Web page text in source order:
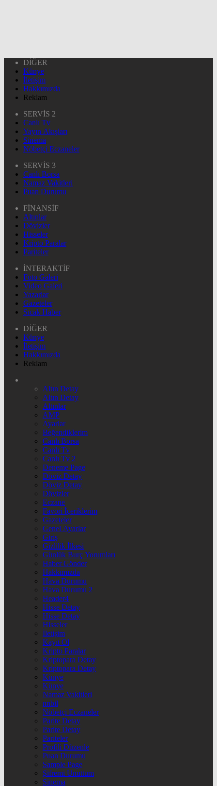
DİĞER
Künye
İletişim
Hakkımızda
Reklam
SERVİS 2
Canlı Tv
Yayın Akışları
Sinema
Nöbetçi Eczaneler
SERVİS 3
Canlı Borsa
Namaz Vakitleri
Puan Durumu
FİNANSİF
Altınlar
Dövizler
Hisseler
Kripto Paralar
Pariteler
İNTERAKTİF
Foto Galeri
Video Galeri
Yazarlar
Gazeteler
Sıcak Haber
DİĞER
Künye
İletişim
Hakkımızda
Reklam
Altın Detay
Altın Detay
Altınlar
AMP
Ayarlar
Beğendiklerim
Canlı Borsa
Canlı Tv
Canlı Tv 2
Deneme Page
Döviz Detay
Döviz Detay
Dövizler
Eczane
Favori İçeriklerim
Gazeteler
Genel Ayarlar
Giriş
Gizlilik İlkesi
Günlük Burç Yorumları
Haber Gönder
Hakkımızda
Hava Durumu
Hava Durumu 2
Header4
Hisse Detay
Hisse Detay
Hisseler
İletişim
Kayıt Ol
Kripto Paralar
Kriptopara Detay
Kriptopara Detay
Künye
Künye
Namaz Vakitleri
nnbil
Nöbetçi Eczaneler
Parite Detay
Parite Detay
Pariteler
Profili Düzenle
Puan Durumu
Sample Page
Şifremi Unuttum
Sinema